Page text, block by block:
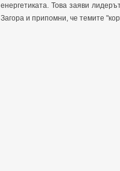
енергетиката. Това заяви
Загора и припомни, че темите